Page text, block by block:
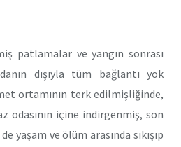
patlamalar ve yangın sonrası
dışıyla tüm bağlantı yok
ortamının terk edilmişliğinde,
odasının içine indirgenmiş, son
yaşam ve ölüm arasında sıkışıp